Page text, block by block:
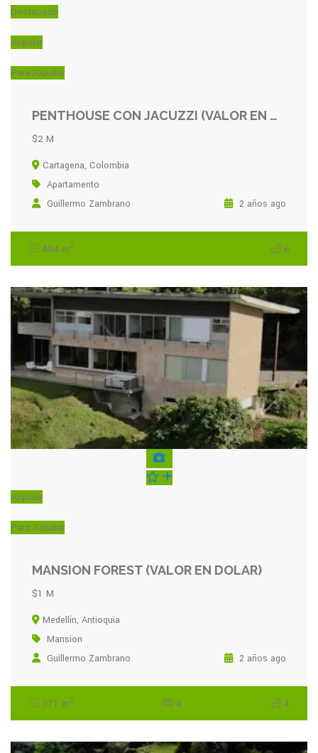
Destacado
Alquilar
Para Alquilar
PENTHOUSE CON JACUZZI (VALOR EN DOLAR)
$2 M
Cartagena, Colombia
Apartamento
Guillermo Zambrano
2 años ago
404 m2 6
Alquilar
Para Alquilar
MANSION FOREST (VALOR EN DOLAR)
$1 M
Medellín, Antioquia
Mansion
Guillermo Zambrano
2 años ago
371 m2 4 4